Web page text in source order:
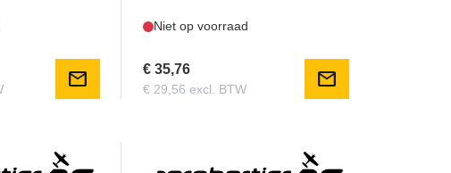
mail
Niet op voorraad
€ 35,76
€ 29,56 excl. BTW mail